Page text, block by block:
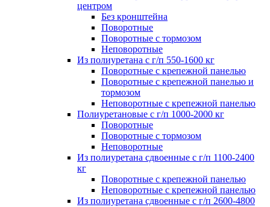
центром
Без кронштейна
Поворотные
Поворотные с тормозом
Неповоротные
Из полиуретана с г/п 550-1600 кг
Поворотные с крепежной панелью
Поворотные с крепежной панелью и
тормозом
Неповоротные с крепежной панелью
Полиуретановые с г/п 1000-2000 кг
Поворотные
Поворотные с тормозом
Неповоротные
Из полиуретана сдвоенные с г/п 1100-2400
кг
Поворотные с крепежной панелью
Неповоротные с крепежной панелью
Из полиуретана сдвоенные с г/п 2600-4800